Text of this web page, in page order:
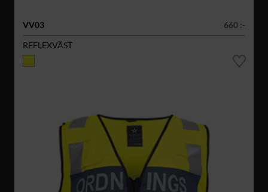
VV03
660 :-
REFLEXVÄST